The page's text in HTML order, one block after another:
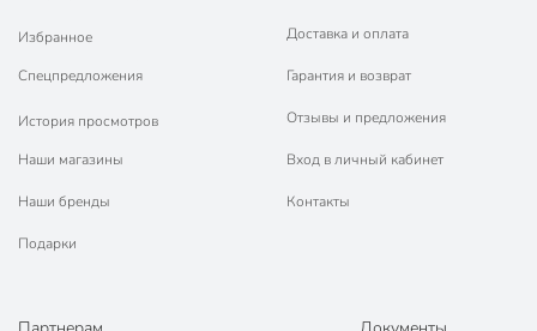
Вес в упаковке
2.6 кг
Габариты упаковки
37 x 13 x 39 см
Избранное
Спецпредложения
История просмотров
Наши магазины
Наши бренды
Подарки
Доставка и оплата
Гарантия и возврат
Отзывы и предложения
Вход в личный кабинет
Контакты